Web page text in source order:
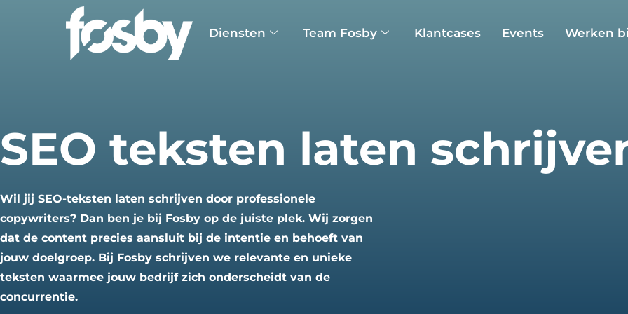
Diensten Team Fosby Klantcases Events Werken
SEO teksten laten
Wil jij SEO-teksten laten schrijven door professionele
copywriters? Dan ben je bij Fosby op de juiste plek. Wij zorgen
dat de content precies aansluit bij de intentie en behoeft van
jouw doelgroep. Bij Fosby schrijven we relevante en unieke
teksten waarmee jouw bedrijf zich onderscheidt van de
concurrentie.